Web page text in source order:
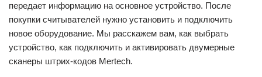
передает информацию на основное устройство. После
покупки считывателей нужно установить и подключить
новое оборудование. Мы расскажем вам, как выбрать
устройство, как подключить и активировать двумерные
сканеры штрих-кодов Mertech.